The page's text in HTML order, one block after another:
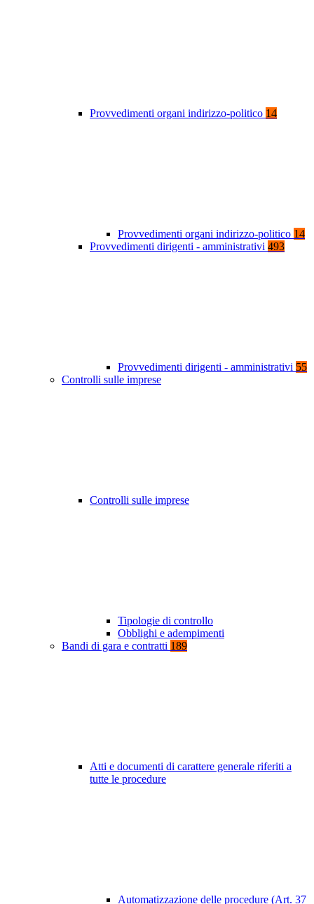
Provvedimenti organi indirizzo-politico 14
Provvedimenti organi indirizzo-politico 14
Provvedimenti dirigenti - amministrativi 493
Provvedimenti dirigenti - amministrativi 55
Controlli sulle imprese
Controlli sulle imprese
Tipologie di controllo
Obblighi e adempimenti
Bandi di gara e contratti 189
Atti e documenti di carattere generale riferiti a
tutte le procedure
Automatizzazione delle procedure (Art. 37